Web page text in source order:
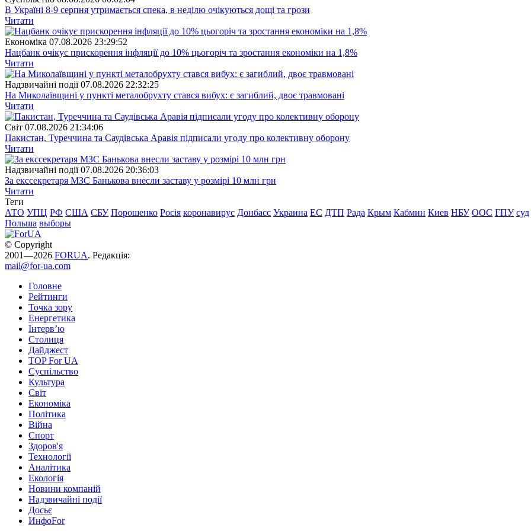
В Україні 8-9 серпня утримається спека, в неділю очікуються дощі та грози
Читати
Економіка 07.08.2026 23:29:52
Нацбанк очікує прискорення інфляції до 10% цьогоріч та зростання економіки на 1,8%
Читати
Надзвичайні події 07.08.2026 22:32:25
На Миколаївщині у пункті металобрухту стався вибух: є загиблий, двоє травмовані
Читати
Свiт 07.08.2026 21:34:06
Пакистан, Туреччина та Саудівська Аравія підписали угоду про колективну оборону
Читати
Надзвичайні події 07.08.2026 20:36:03
За екссекретаря МЗС Банькова внесли заставу у розмірі 10 млн грн
Читати
Теги
АТО УПЦ РФ США СБУ Порошенко Росія коронавирус Донбасс Украина ЕС ДТП Рада Крым Кабмин Киев НБУ ООС ГПУ суд
Польша выборы
© Copyright
2001—2026 FORUA. Редакція:
mail@for-ua.com
Головне
Рейтинги
Точка зору
Енергетика
Інтерв’ю
Столиця
Дайджест
TOP For UA
Суспiльство
Культура
Світ
Економіка
Політика
Війна
Спорт
Здоров'я
Технології
Аналітика
Екологія
Новини компаній
Надзвичайні події
Досьє
ИнфоFor